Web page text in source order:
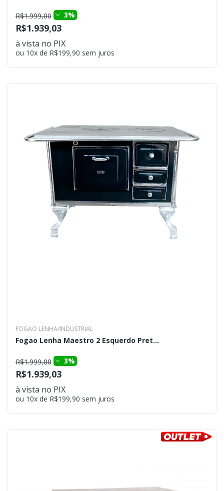
R$1.999,00 3%
R$1.939,03
à vista no PIX
ou 10x de R$199,90 sem juros
FOGAO LENHA/INDUSTRIAL
Fogao Lenha Maestro 2 Esquerdo Pret...
R$1.999,00 3%
R$1.939,03
à vista no PIX
ou 10x de R$199,90 sem juros